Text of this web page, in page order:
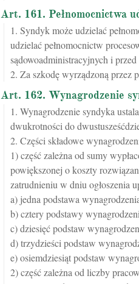
Art. 161. Pełnomocnictwa
1. Syndyk może udzielać
udzielać pełnomocnictw
sądowoadministracyjnych i
2. Za szkodę wyrządzoną przez
Art. 162. Wynagrodzenie
1. Wynagrodzenie syndyka
dwukrotności do
2. Części składowe
1) część zależna od sumy
powiększonej o koszty
zatrudnieniu w dniu ogłoszenia
a) jedna podstawa
b) cztery podstawy
c) dziesięć podstaw
d) trzydzieści podstaw
e) osiemdziesiąt podstaw
2) część zależna od liczby